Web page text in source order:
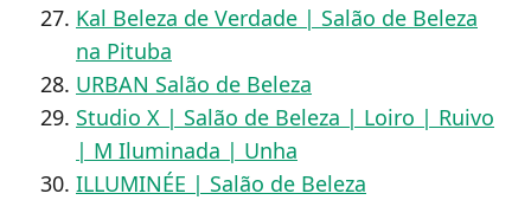
Kal Beleza de Verdade | Salão de Beleza
na Pituba
URBAN Salão de Beleza
Studio X | Salão de Beleza | Loiro | Ruivo
| M Iluminada | Unha
ILLUMINÉE | Salão de Beleza